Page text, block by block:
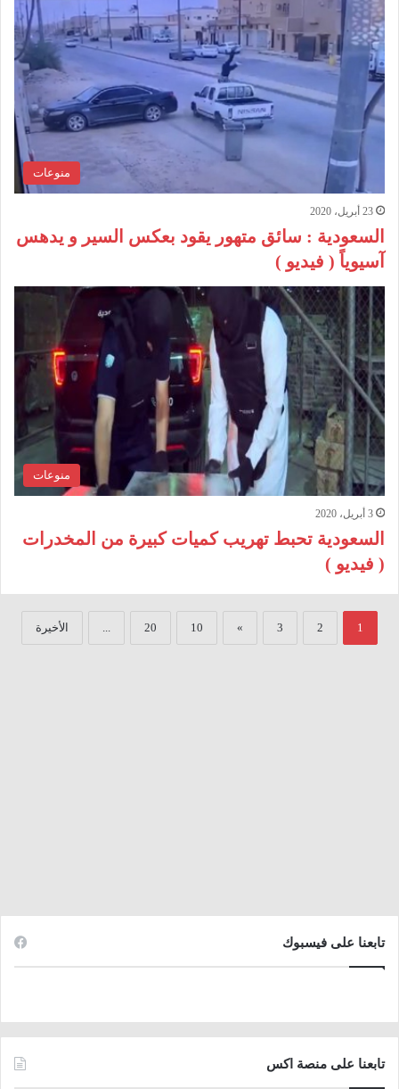
منوعات
23 أبريل، 2020
السعودية : سائق متهور يقود بعكس السير و يدهس
آسيوياً ( فيديو )
منوعات
3 أبريل، 2020
السعودية تحبط تهريب كميات كبيرة من المخدرات
( فيديو )
1
2
3
»
10
20
... الأخيرة
تابعنا على فيسبوك
تابعنا على منصة اكس